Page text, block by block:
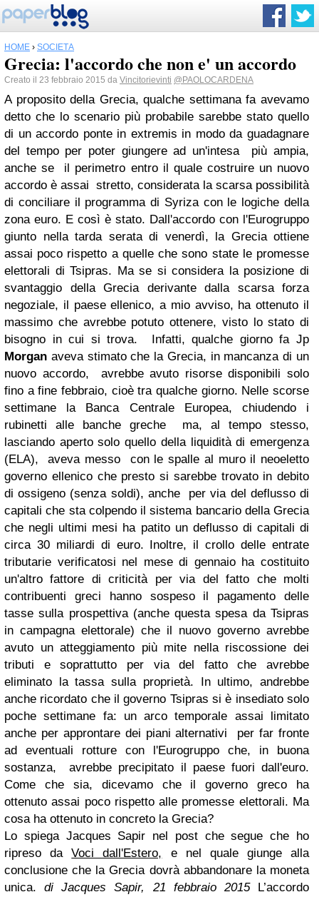
HOME › SOCIETÀ
Grecia: l'accordo che non e' un accordo
Creato il 23 febbraio 2015 da Vincitorievinti @PAOLOCARDENA
A proposito della Grecia, qualche settimana fa avevamo
detto che lo scenario più probabile sarebbe stato quello
di un accordo ponte in extremis in modo da guadagnare
del tempo per poter giungere ad un'intesa più ampia,
anche se il perimetro entro il quale costruire un nuovo
accordo è assai stretto, considerata la scarsa possibilità
di conciliare il programma di Syriza con le logiche della
zona euro. E così è stato. Dall'accordo con l'Eurogruppo
giunto nella tarda serata di venerdì, la Grecia ottiene
assai poco rispetto a quelle che sono state le promesse
elettorali di Tsipras. Ma se si considera la posizione di
svantaggio della Grecia derivante dalla scarsa forza
negoziale, il paese ellenico, a mio avviso, ha ottenuto il
massimo che avrebbe potuto ottenere, visto lo stato di
bisogno in cui si trova.
Infatti, qualche giorno fa Jp
Morgan aveva stimato che la Grecia, in mancanza di un
nuovo accordo, avrebbe avuto risorse disponibili solo
fino a fine febbraio, cioè tra qualche giorno. Nelle scorse
settimane la Banca Centrale Europea, chiudendo i
rubinetti alle banche greche ma, al tempo stesso,
lasciando aperto solo quello della liquidità di emergenza
(ELA), aveva messo
con le spalle al muro il neoeletto
governo ellenico che presto si sarebbe trovato in debito
di ossigeno (senza soldi), anche per via del deflusso di
capitali che sta colpendo il sistema bancario della Grecia
che negli ultimi mesi ha patito un deflusso di capitali di
circa 30 miliardi di euro. Inoltre, il crollo delle entrate
tributarie verificatosi nel mese di gennaio ha costituito
un'altro fattore di criticità per via del fatto che molti
contribuenti greci hanno sospeso il pagamento delle
tasse sulla prospettiva (anche questa spesa da Tsipras
in campagna elettorale) che il nuovo governo avrebbe
avuto un atteggiamento più mite nella riscossione dei
tributi e soprattutto per via del fatto che avrebbe
eliminato la tassa sulla proprietà. In ultimo, andrebbe
anche ricordato che il governo Tsipras si è insediato solo
poche settimane fa: un arco temporale assai limitato
anche per approntare dei piani alternativi per far fronte
ad eventuali rotture con l'Eurogruppo che, in buona
sostanza, avrebbe precipitato il paese fuori dall'euro.
Come che sia, dicevamo che il governo greco ha
ottenuto assai poco rispetto alle promesse elettorali. Ma
cosa ha ottenuto in concreto la Grecia?
Lo spiega Jacques Sapir nel post che segue che ho
ripreso daVoci dall'Estero, e nel quale giunge alla
conclusione che la Grecia dovrà abbandonare la moneta
unica.
di Jacques Sapir, 21 febbraio 2015
L’accordo